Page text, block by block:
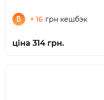
+ 16 грн кешбэк
ціна 314 грн.